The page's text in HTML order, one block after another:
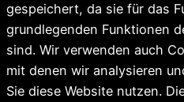
gespeichert, da sie für das
grundlegenden Funktionen
sind. Wir verwenden auch
mit denen wir analysieren
Sie diese Website nutzen.